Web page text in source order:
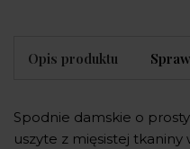
Opis produktu
Spodnie damskie o
uszyte z mięsistej